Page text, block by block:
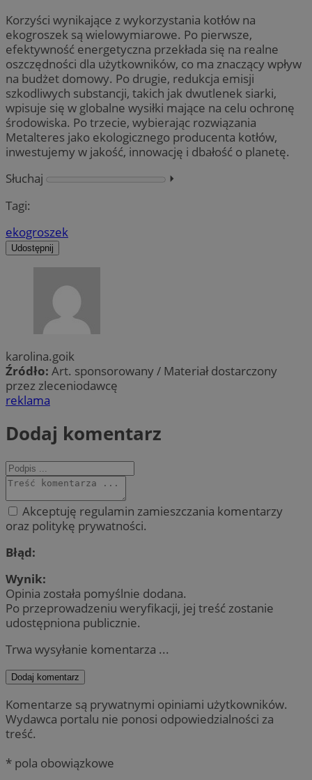
Korzyści wynikające z wykorzystania kotłów na
ekogroszek są wielowymiarowe. Po pierwsze,
efektywność energetyczna przekłada się na realne
oszczędności dla użytkowników, co ma znaczący wpływ
na budżet domowy. Po drugie, redukcja emisji
szkodliwych substancji, takich jak dwutlenek siarki,
wpisuje się w globalne wysiłki mające na celu ochronę
środowiska. Po trzecie, wybierając rozwiązania
Metalteres jako ekologicznego producenta kotłów,
inwestujemy w jakość, innowację i dbałość o planetę.
Słuchaj
⏵︎
Tagi:
ekogroszek
Udostępnij
karolina.goik
Źródło: Art. sponsorowany / Materiał dostarczony
przez zleceniodawcę
reklama
Dodaj komentarz
Akceptuję regulamin zamieszczania komentarzy
oraz politykę prywatności.
Błąd:
Wynik:
Opinia została pomyślnie dodana.
Po przeprowadzeniu weryfikacji, jej treść zostanie
udostępniona publicznie.
Trwa wysyłanie komentarza ...
Dodaj komentarz
Komentarze są prywatnymi opiniami użytkowników.
Wydawca portalu nie ponosi odpowiedzialności za
treść.
* pola obowiązkowe